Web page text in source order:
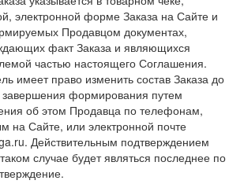
электронной форме Заказа на Сайте и
Продавцом документах,
факт Заказа и являющихся
частью настоящего Соглашения.
имеет право изменить состав Заказа до
формирования путем
об этом Продавца по телефонам,
на Сайте, или электронной почте
Действительным подтверждением
случае будет являться последнее по